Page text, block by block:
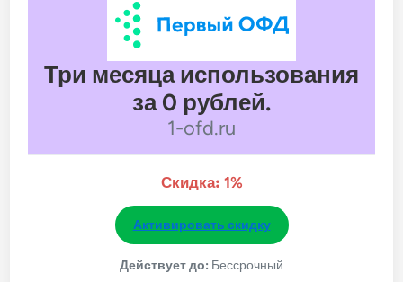
Три месяца использования
за 0 рублей.
1-ofd.ru
Скидка: 1%
Активировать скидку
Действует до: Бессрочный